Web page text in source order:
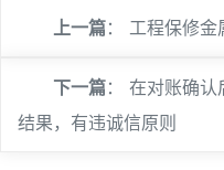
上一篇： 工程保修金
下一篇： 在对账确认
结果，有违诚信原则